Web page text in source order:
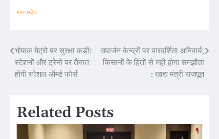
मध्य प्रदेश
Post
navigation
भोपाल मेट्रो पर सुरक्षा कड़ी:
स्टेशनों और ट्रेनों पर तैनात
होगी स्पेशल ऑर्म्ड फोर्स
उपार्जन केन्द्रों पर पारदर्शिता अनिवार्य,
किसानों के हितों से नही होगा समझौता
: खाद्य मंत्री राजपूत
Related Posts